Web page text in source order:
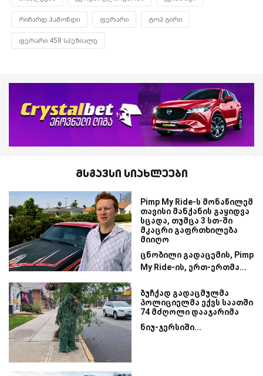
რიჩარდ ჰამონდი ფერარი ტოპ გირი
ფერარი 458 სპეზიალე
მსგავსი სიახლეები
Pimp My Ride-ს მონაწილემ
თავისი მანქანის გაყიდვა
სცადა, თუმცა 3 სთ-ში
მკაცრი გაფრთხილება
მიიღო
ცნობილი გადაცემის, Pimp
My Ride-ის, ერთ-ერთმა...
ბუჩქად გადაცმულმა
პოლიციელმა ექვს საათში
74 მძღოლი დააჯარიმა
ნიუ-ჯერსიში...